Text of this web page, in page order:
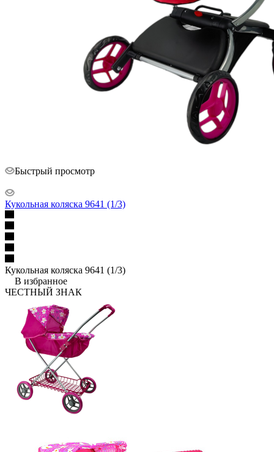
Быстрый просмотр
Кукольная коляска 9641 (1/3)
Кукольная коляска 9641 (1/3)
В избранное
ЧЕСТНЫЙ ЗНАК